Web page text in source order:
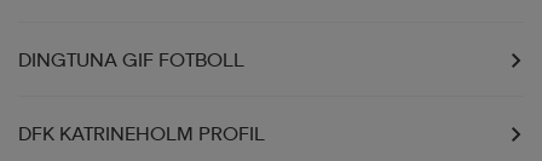
DINGTUNA GIF FOTBOLL
DFK KATRINEHOLM PROFIL